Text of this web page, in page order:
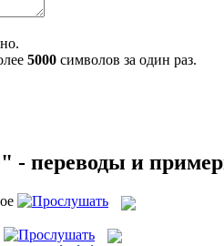
5000 символов за один раз.
- переводы и